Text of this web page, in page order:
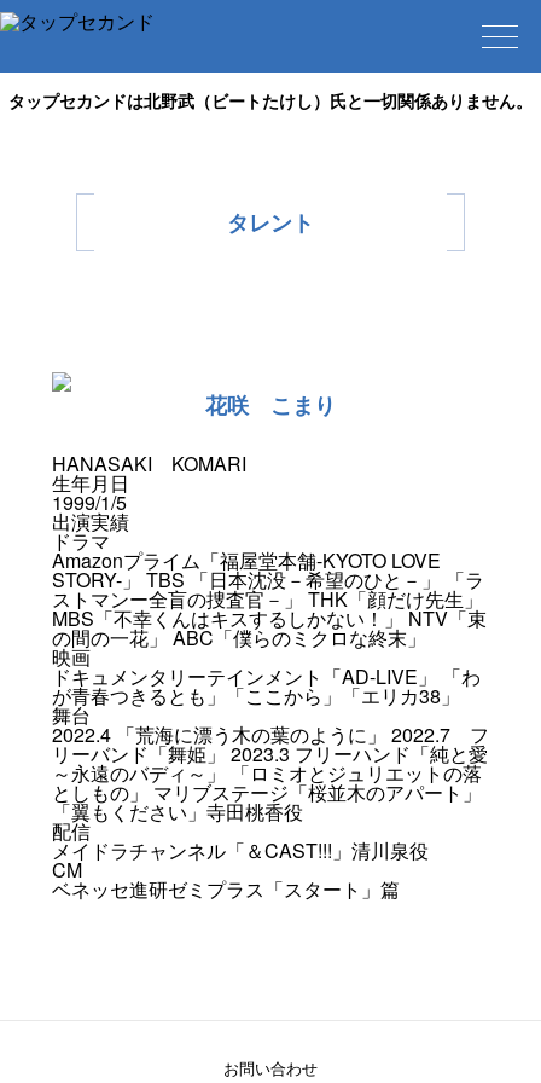
タップセカンドは北野武（ビートたけし）氏と一切関係ありません。
タレント
花咲 こまり
HANASAKI KOMARI
生年月日
1999/1/5
出演実績
ドラマ
Amazonプライム「福屋堂本舗-KYOTO LOVE
STORY-」 TBS 「日本沈没－希望のひと－」 「ラ
ストマンー全盲の捜査官－」 THK「顔だけ先生」
MBS「不幸くんはキスするしかない！」 NTV「束
の間の一花」 ABC「僕らのミクロな終末」
映画
ドキュメンタリーテインメント「AD-LIVE」 「わ
が青春つきるとも」「ここから」「エリカ38」
舞台
2022.4 「荒海に漂う木の葉のように」 2022.7 フ
リーバンド「舞姫」 2023.3 フリーハンド「純と愛
～永遠のバディ～」 「ロミオとジュリエットの落
としもの」 マリブステージ「桜並木のアパート」
「翼もください」寺田桃香役
配信
メイドラチャンネル「＆CAST!!!」清川泉役
CM
ベネッセ進研ゼミプラス「スタート」篇
お問い合わせ